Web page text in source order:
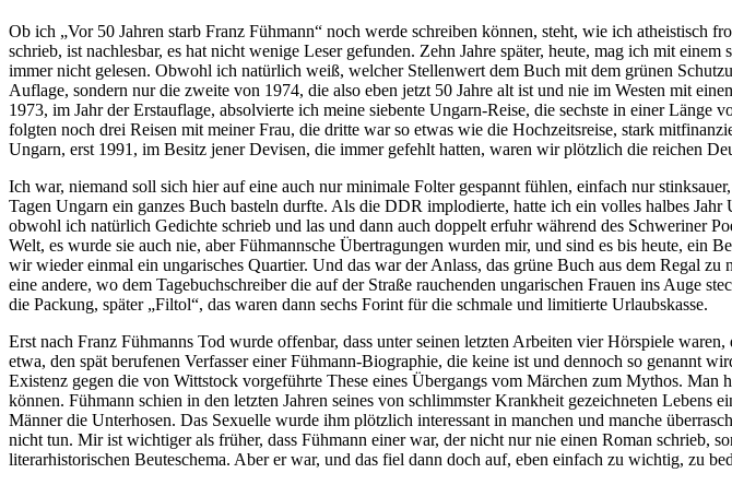
Ob ich „Vor 50 Jahren starb Franz Fühmann“ noch werde schreiben können, steht, wie ich atheistisch
schrieb, ist nachlesbar, es hat nicht wenige Leser gefunden. Zehn Jahre später, heute, mag ich mit
immer nicht gelesen. Obwohl ich natürlich weiß, welcher Stellenwert dem Buch mit dem grünen
Auflage, sondern nur die zweite von 1974, die also eben jetzt 50 Jahre alt ist und nie im Westen mit
1973, im Jahr der Erstauflage, absolvierte ich meine siebente Ungarn-Reise, die sechste in einer
folgten noch drei Reisen mit meiner Frau, die dritte war so etwas wie die Hochzeitsreise, stark
Ungarn, erst 1991, im Besitz jener Devisen, die immer gefehlt hatten, waren wir plötzlich die reichen
Ich war, niemand soll sich hier auf eine auch nur minimale Folter gespannt fühlen, einfach nur
Tagen Ungarn ein ganzes Buch basteln durfte. Als die DDR implodierte, hatte ich ein volles halbes
obwohl ich natürlich Gedichte schrieb und las und dann auch doppelt erfuhr während des Schweriner
Welt, es wurde sie auch nie, aber Fühmannsche Übertragungen wurden mir, und sind es bis heute, ein
wir wieder einmal ein ungarisches Quartier. Und das war der Anlass, das grüne Buch aus dem Regal
eine andere, wo dem Tagebuchschreiber die auf der Straße rauchenden ungarischen Frauen ins Auge
die Packung, später „Filtol“, das waren dann sechs Forint für die schmale und limitierte Urlaubskasse.
Erst nach Franz Fühmanns Tod wurde offenbar, dass unter seinen letzten Arbeiten vier Hörspiele
etwa, den spät berufenen Verfasser einer Fühmann-Biographie, die keine ist und dennoch so genannt
Existenz gegen die von Wittstock vorgeführte These eines Übergangs vom Märchen zum Mythos.
können. Fühmann schien in den letzten Jahren seines von schlimmster Krankheit gezeichneten
Männer die Unterhosen. Das Sexuelle wurde ihm plötzlich interessant in manchen und manche
nicht tun. Mir ist wichtiger als früher, dass Fühmann einer war, der nicht nur nie einen Roman schrieb,
literarhistorischen Beuteschema. Aber er war, und das fiel dann doch auf, eben einfach zu wichtig, zu